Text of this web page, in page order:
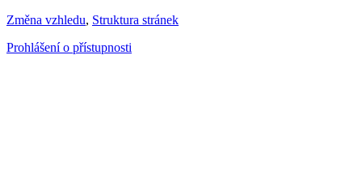
Změna vzhledu, Struktura stránek
Prohlášení o přístupnosti